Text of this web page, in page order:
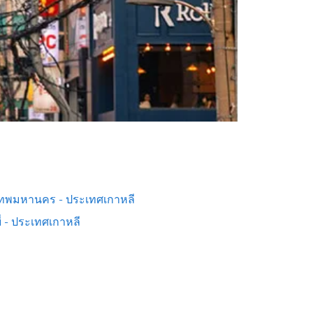
พมหานคร - ประเทศเกาหลี
- ประเทศเกาหลี